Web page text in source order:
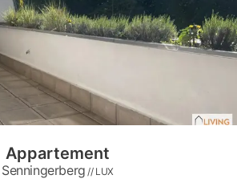
Appartement
Senningerberg // LUX